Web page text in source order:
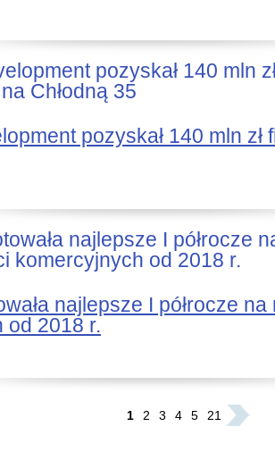
pozyskał 140 mln zł
najlepsze I półrocze
od 2018 r.
1 2 3 4 5 21